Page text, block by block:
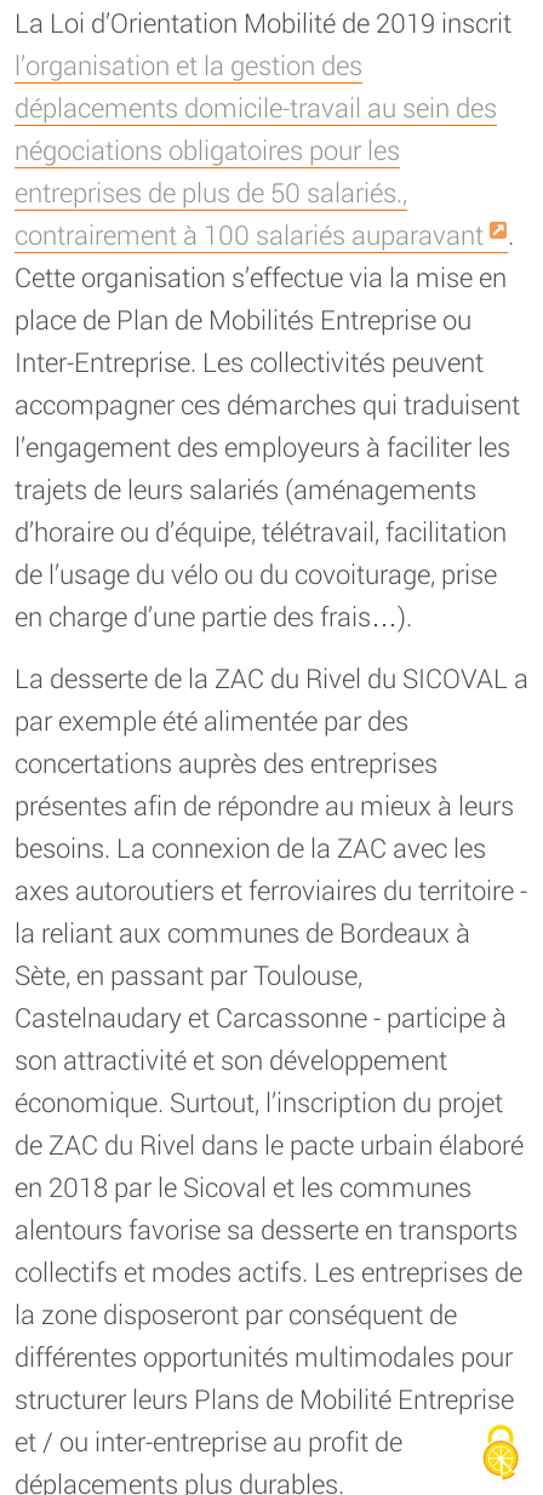
La Loi d’Orientation Mobilité de 2019 inscrit
l’organisation et la gestion des
déplacements domicile-travail au sein des
négociations obligatoires pour les
entreprises de plus de 50 salariés.,
contrairement à 100 salariés auparavant
.
Cette organisation s’effectue via la mise en
place de Plan de Mobilités Entreprise ou
Inter-Entreprise. Les collectivités peuvent
accompagner ces démarches qui traduisent
l’engagement des employeurs à faciliter les
trajets de leurs salariés (aménagements
d’horaire ou d’équipe, télétravail, facilitation
de l’usage du vélo ou du covoiturage, prise
en charge d’une partie des frais…).
La desserte de la ZAC du Rivel du SICOVAL a
par exemple été alimentée par des
concertations auprès des entreprises
présentes afin de répondre au mieux à leurs
besoins. La connexion de la ZAC avec les
axes autoroutiers et ferroviaires du territoire -
la reliant aux communes de Bordeaux à
Sète, en passant par Toulouse,
Castelnaudary et Carcassonne - participe à
son attractivité et son développement
économique. Surtout, l’inscription du projet
de ZAC du Rivel dans le pacte urbain élaboré
en 2018 par le Sicoval et les communes
alentours favorise sa desserte en transports
collectifs et modes actifs. Les entreprises de
la zone disposeront par conséquent de
différentes opportunités multimodales pour
structurer leurs Plans de Mobilité Entreprise
et / ou inter-entreprise au profit de
déplacements plus durables.